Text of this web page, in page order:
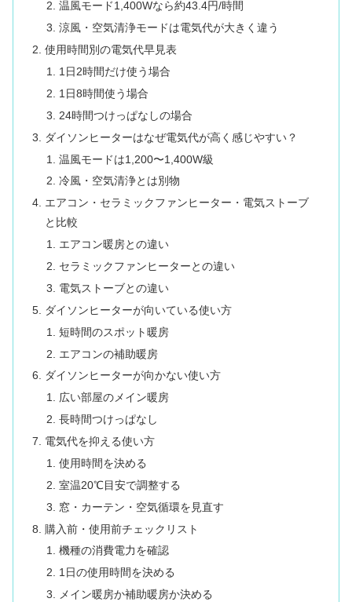
温風モード1,400Wなら約43.4円/時間
涼風・空気清浄モードは電気代が大きく違う
使用時間別の電気代早見表
1日2時間だけ使う場合
1日8時間使う場合
24時間つけっぱなしの場合
ダイソンヒーターはなぜ電気代が高く感じやすい？
温風モードは1,200〜1,400W級
冷風・空気清浄とは別物
エアコン・セラミックファンヒーター・電気ストーブ
と比較
エアコン暖房との違い
セラミックファンヒーターとの違い
電気ストーブとの違い
ダイソンヒーターが向いている使い方
短時間のスポット暖房
エアコンの補助暖房
ダイソンヒーターが向かない使い方
広い部屋のメイン暖房
長時間つけっぱなし
電気代を抑える使い方
使用時間を決める
室温20℃目安で調整する
窓・カーテン・空気循環を見直す
購入前・使用前チェックリスト
機種の消費電力を確認
1日の使用時間を決める
メイン暖房か補助暖房か決める